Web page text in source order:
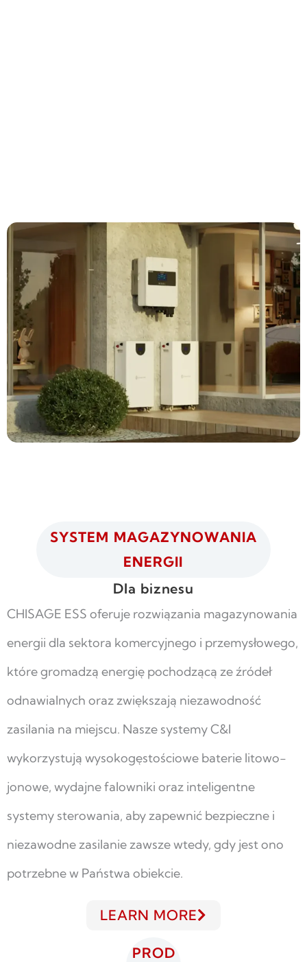
SYSTEM MAGAZYNOWANIA
ENERGII
Dla biznesu
CHISAGE ESS oferuje rozwiązania magazynowania
energii dla sektora komercyjnego i przemysłowego,
które gromadzą energię pochodzącą ze źródeł
odnawialnych oraz zwiększają niezawodność
zasilania na miejscu. Nasze systemy C&I
wykorzystują wysokogęstościowe baterie litowo-
jonowe, wydajne falowniki oraz inteligentne
systemy sterowania, aby zapewnić bezpieczne i
niezawodne zasilanie zawsze wtedy, gdy jest ono
potrzebne w Państwa obiekcie.
LEARN MORE
PROD